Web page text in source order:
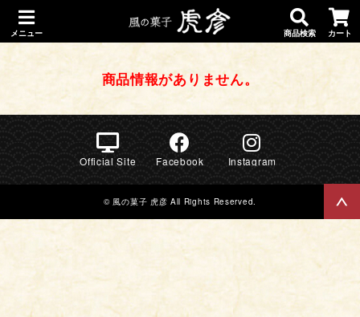
メニュー 商品検索 カート
商品情報がありません。
Official Site Facebook Instagram
© 風の菓子 虎彦 All Rights Reserved.